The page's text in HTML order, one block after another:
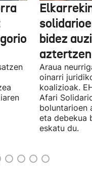
bidez
Araua
oinarri
koalizioak.
Afari
boluntarioen
eta debekua
eskatu du.